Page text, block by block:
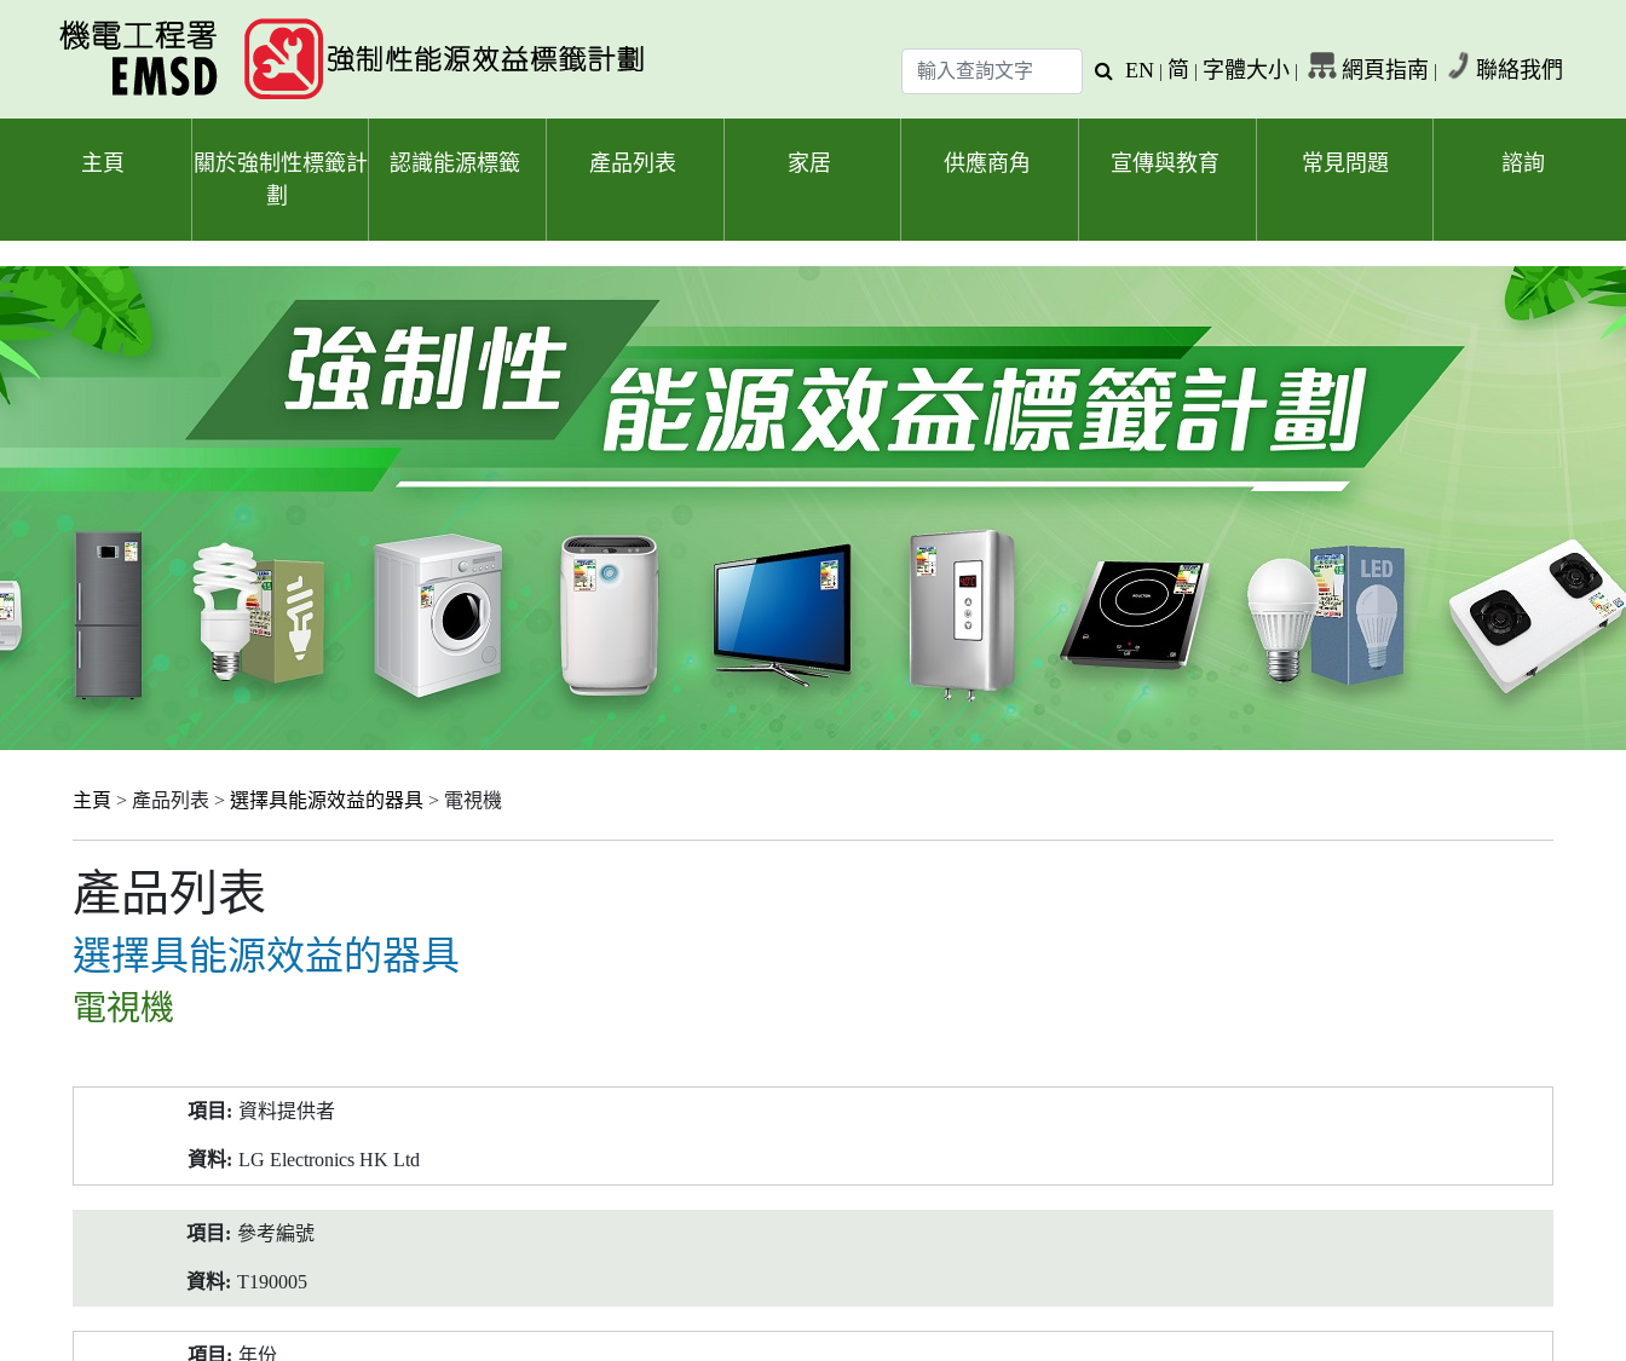
輸
入
查
查
字
EN | 简 | 字體大小 | 網頁指南 | 聯絡我們
主頁
關於強制性標籤計
劃
認識能源標籤 產品列表 家居 供應商角 宣傳與教育 常見問題 諮詢
主頁 > 產品列表 > 選擇具能源效益的器具 > 電視機
產品列表
選擇具能源效益的器具
電視機
料
資料提供者
LG Electronics HK Ltd
參考編號
T190005
年份